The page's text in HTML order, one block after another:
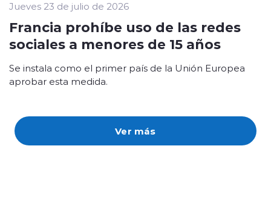
Ver más
Jueves 23 de julio de 2026
Francia prohíbe uso de las redes
sociales a menores de 15 años
Se instala como el primer país de la Unión Europea
aprobar esta medida.